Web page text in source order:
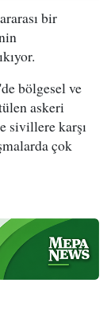
bir
bölgesel ve
askeri
sivillere karşı
çok